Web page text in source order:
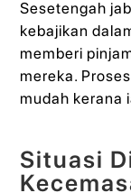
Sesetengah
kebajikan
memberi
mereka.
mudah kerana
Situasi